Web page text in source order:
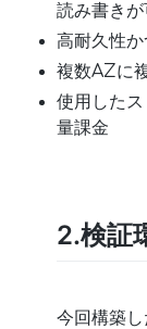
読み書き
高耐久性
複数AZに
使用した
量課金
2.検証
今回構築